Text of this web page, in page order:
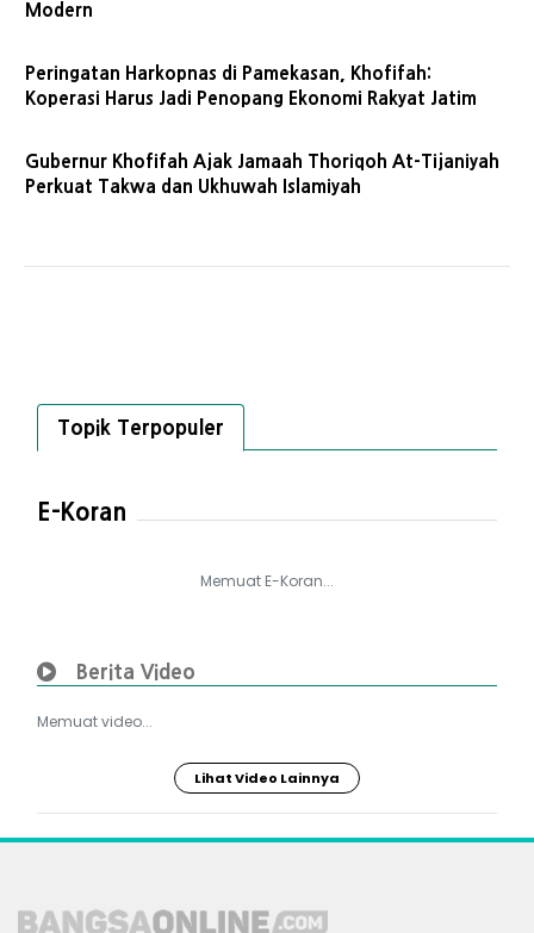
Modern
Peringatan Harkopnas di Pamekasan, Khofifah:
Koperasi Harus Jadi Penopang Ekonomi Rakyat Jatim
Gubernur Khofifah Ajak Jamaah Thoriqoh At-Tijaniyah
Perkuat Takwa dan Ukhuwah Islamiyah
Topik Terpopuler
E-Koran
Memuat E-Koran...
Berita Video
Memuat video...
Lihat Video Lainnya